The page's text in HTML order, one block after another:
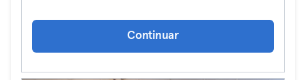
Continuar